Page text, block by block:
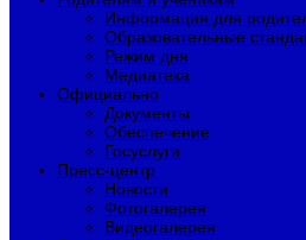
Информация для
Образовательные
Режим дня
Медиатека
Официально
Документы
Обеспечение
Госуслуги
Пресс-центр
Новости
Фотогалерея
Видеогалерея